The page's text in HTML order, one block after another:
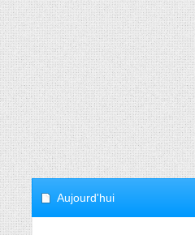
Aujourd'hui